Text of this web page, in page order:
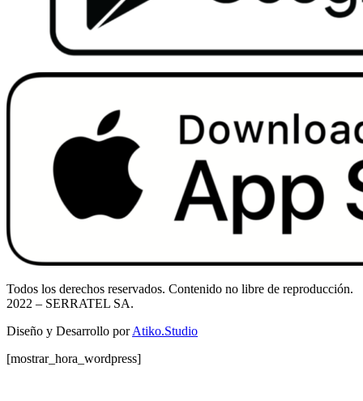
Todos los derechos reservados. Contenido no libre de reproducción.
2022 – SERRATEL SA.
Diseño y Desarrollo porAtiko.Studio
[mostrar_hora_wordpress]